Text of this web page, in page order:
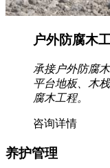
户外防腐木
承接户外防腐
平台地板、木
腐木工程。
咨询详情
养护管理